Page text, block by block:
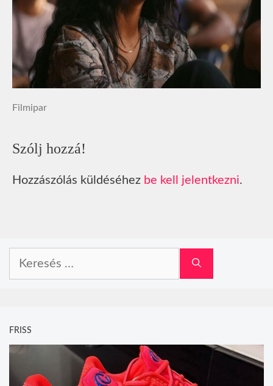
Filmipar
Szólj hozzá!
Hozzászólás küldéséhez be kell jelentkezni.
FRISS